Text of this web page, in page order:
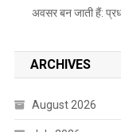
अवसर बन जाती हैं:
ARCHIVES
August 2026